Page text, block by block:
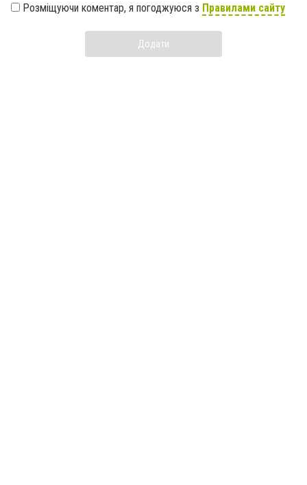
Розміщуючи коментар, я погоджуюся з Правилами сайту
Додати